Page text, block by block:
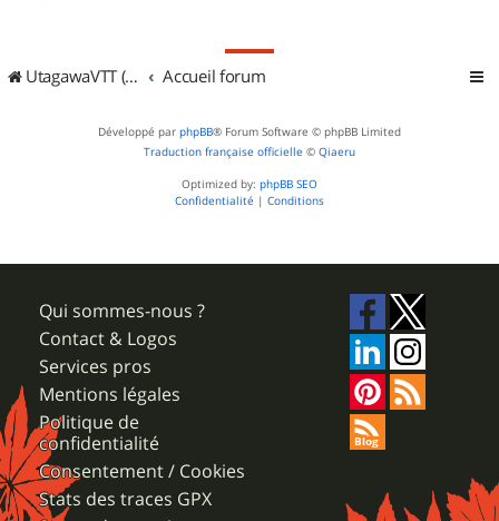
UtagawaVTT (Randos VTT et VTTAE avec traces GPS) Accueil forum
Développé par phpBB® Forum Software © phpBB Limited
Traduction française officielle © Qiaeru
Optimized by: phpBB SEO
Confidentialité | Conditions
Qui sommes-nous ?
Contact & Logos
Services pros
Mentions légales
Politique de
confidentialité
Consentement / Cookies
Stats des traces GPX